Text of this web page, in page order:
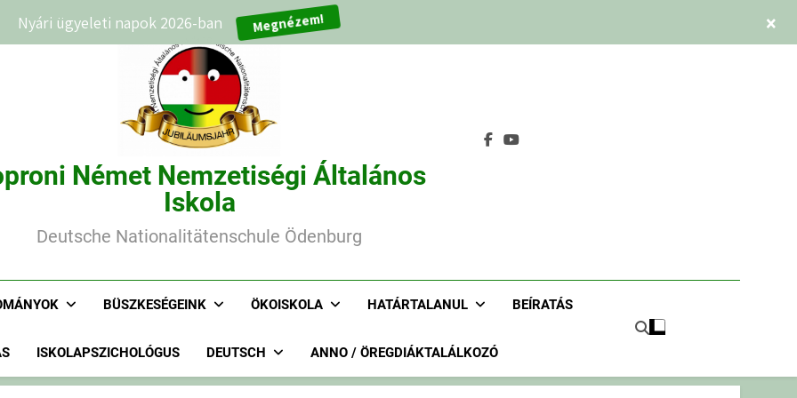
Német Nemzetiségi Általános
Iskola
Deutsche Nationalitätenschule Ödenburg
BÜSZKESÉGEINK ÖKOISKOLA HATÁRTALANUL BEÍRATÁS
ISKOLAPSZICHOLÓGUS DEUTSCH ANNO / ÖREGDIÁKTALÁLKOZÓ
Nyári ügyeleti napok 2026-ban Megnézem! ×